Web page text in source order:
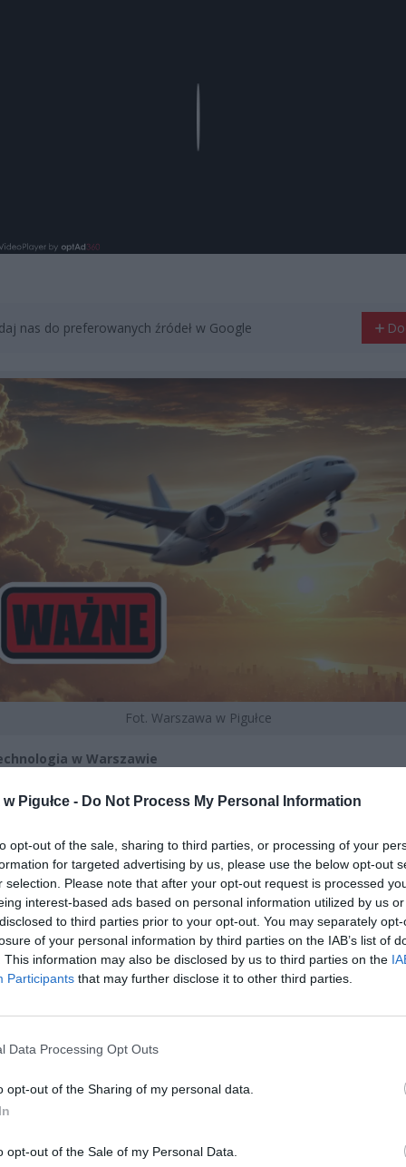
Pigułce - Do Not Process My Personal Information
opt-out of the sale, sharing to third parties, or processing of your
for targeted advertising by us, please use the below opt-out
selection. Please note that after your opt-out request is processed
interest-based ads based on personal information utilized by us
to third parties prior to your opt-out. You may separately
of your personal information by third parties on the IAB’s list of
This information may also be disclosed by us to third parties on the
Participants that may further disclose it to other third parties.
Data Processing Opt Outs
opt-out of the Sharing of my personal data.
opt-out of the Sale of my Personal Data.
nas do preferowanych źródeł w Google
Fot. Warszawa w Pigułce
w Warszawie
RÓWNIEŻ:
nastąpił zwrot w sprawie
2026 15:40
3600 zł miesięcznie zamiast 800+. Nowa propozycja dla
dzieci do 3. roku życia
2026 19:29